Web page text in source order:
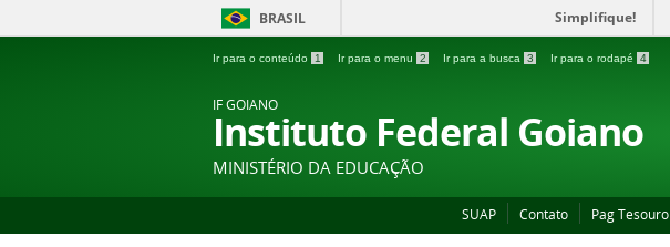
BRASIL Simplifique!
Ir para o conteúdo 1 Ir para o menu 2 Ir para a busca 3 Ir para o rodapé 4
IF GOIANO
Instituto Federal Goiano
MINISTÉRIO DA EDUCAÇÃO
SUAP Contato Pag Tesouro